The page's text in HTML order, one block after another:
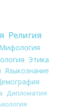
Религия
Мифология
Этика
Языкознание
Дипломатия